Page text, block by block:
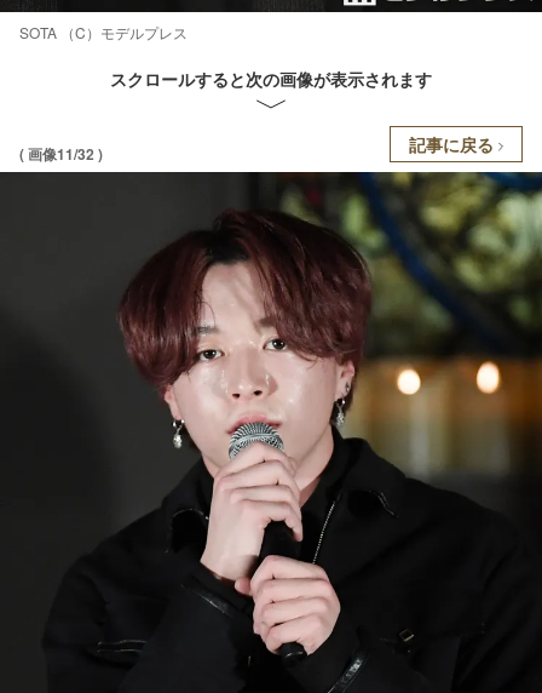
SOTA （C）モデルプレス
スクロールすると次の画像が表示されます
( 画像11/32 ) 記事に戻る